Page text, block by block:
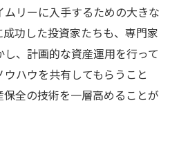
リーに入手するための大きな
功した投資家たちも、専門家
、計画的な資産運用を行って
ハウを共有してもらうこと
全の技術を一層高めることが